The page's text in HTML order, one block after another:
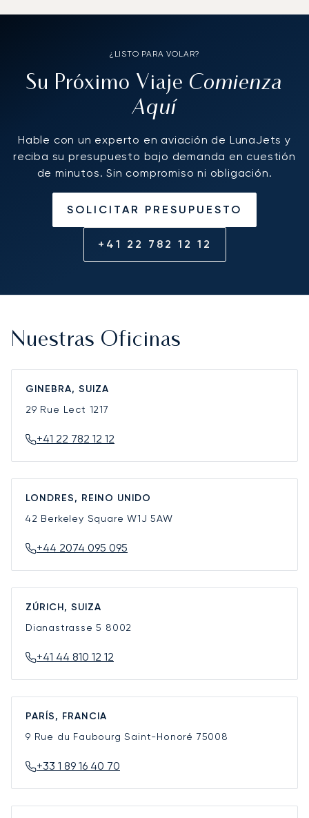
¿LISTO PARA VOLAR?
Su Próximo Viaje Comienza
Aquí
Hable con un experto en aviación de LunaJets y
reciba su presupuesto bajo demanda en cuestión
de minutos. Sin compromiso ni obligación.
SOLICITAR PRESUPUESTO
+41 22 782 12 12
Nuestras Oficinas
GINEBRA, SUIZA
29 Rue Lect 1217
+41 22 782 12 12
LONDRES, REINO UNIDO
42 Berkeley SquareW1J 5AW
+44 2074 095 095
ZÚRICH, SUIZA
Dianastrasse 5 8002
+41 44 810 12 12
PARÍS, FRANCIA
9 Rue du Faubourg Saint-Honoré 75008
+33 1 89 16 40 70